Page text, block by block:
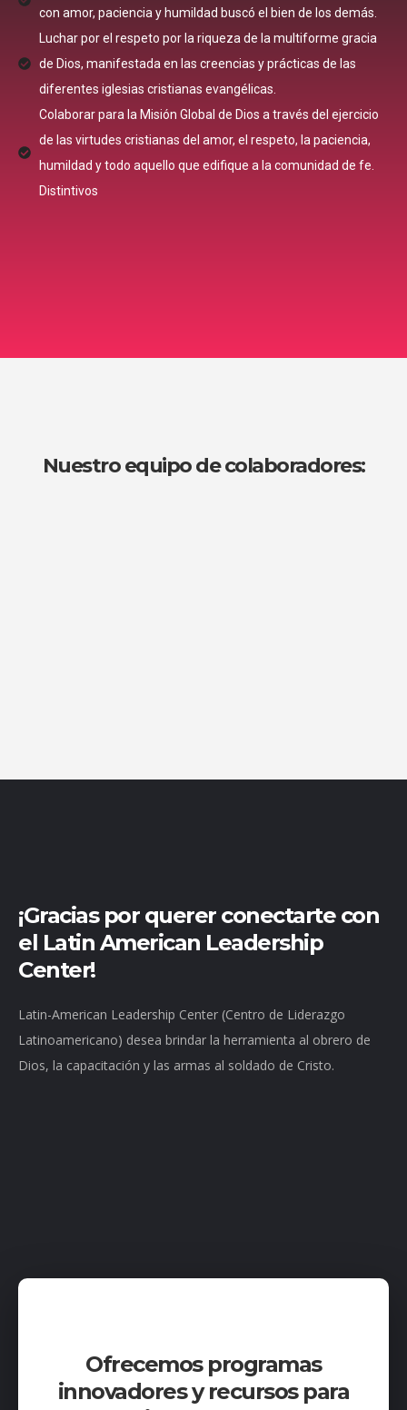
con amor, paciencia y humildad buscó el bien de los demás.
Luchar por el respeto por la riqueza de la multiforme gracia
de Dios, manifestada en las creencias y prácticas de las
diferentes iglesias cristianas evangélicas.
Colaborar para la Misión Global de Dios a través del ejercicio
de las virtudes cristianas del amor, el respeto, la paciencia,
humildad y todo aquello que edifique a la comunidad de fe.
Distintivos
Nuestro equipo de colaboradores:
¡Gracias por querer conectarte con
el Latin American Leadership
Center!
Latin-American Leadership Center (Centro de Liderazgo
Latinoamericano) desea brindar la herramienta al obrero de
Dios, la capacitación y las armas al soldado de Cristo.
Ofrecemos programas
innovadores y recursos para